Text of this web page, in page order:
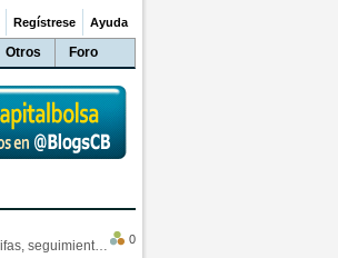
Otros Foro
Regístrese Ayuda
Enviar paquetes a Francia: tarifas, seguimiento y ventajas destacadas
0